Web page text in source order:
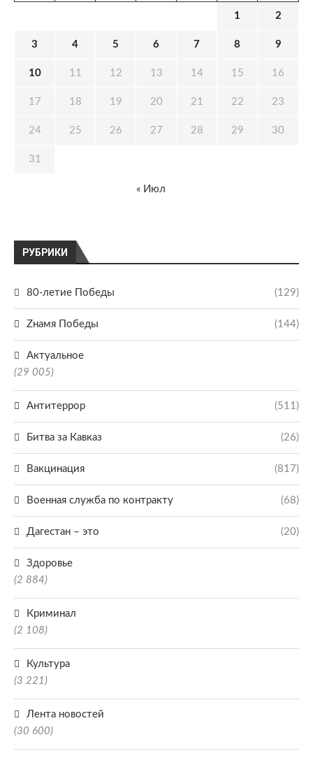
РУБРИКИ
80-летие Победы (129)
Zнамя Победы (144)
Актуальное
(29 005)
Антитеррор (511)
Битва за Кавказ (26)
Вакцинация (817)
Военная служба по контракту (68)
Дагестан – это (20)
Здоровье
(2 884)
Криминал
(2 108)
Культура
(3 221)
Лента новостей
(30 600)
1 2
3 4 5 6 7 8 9
10 11 12 13 14 15 16
17 18 19 20 21 22 23
24 25 26 27 28 29 30
31
« Июл